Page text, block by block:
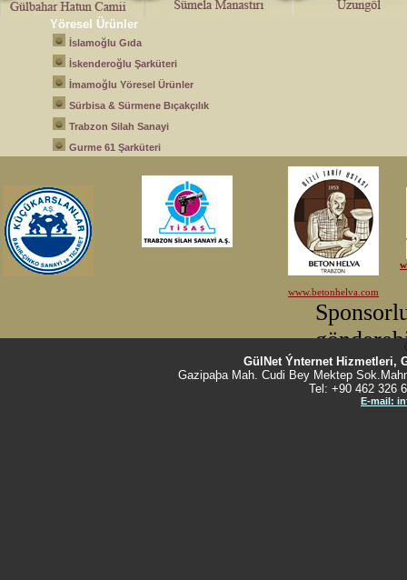
Yöresel Ürünler
İslamoğlu Gıda
İskenderoğlu Şarküteri
İmamoğlu Yöresel Ürünler
Sürbisa & Sürmene Bıçakçılık
Trabzon Silah Sanayi
Gurme 61 Şarküteri
GülNet Ýnternet Hizmetleri,
Gazipaþa Mah. Cudi Bey Mektep
Tel: +90 462 326
E-mail: